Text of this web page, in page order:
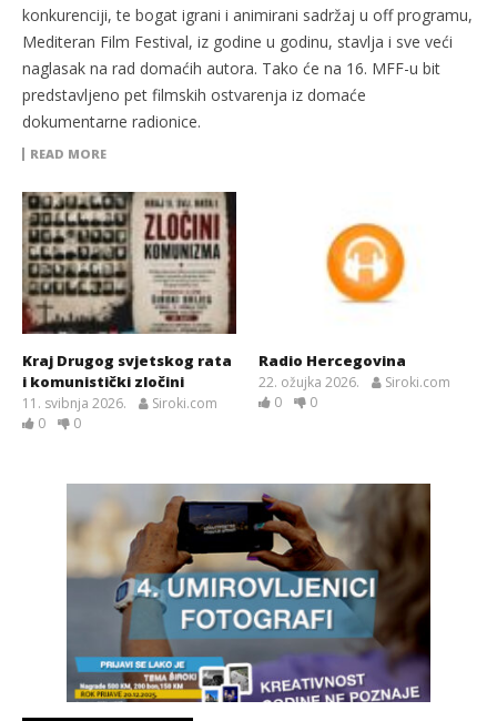
konkurenciji, te bogat igrani i animirani sadržaj u off programu,
Mediteran Film Festival, iz godine u godinu, stavlja i sve veći
naglasak na rad domaćih autora. Tako će na 16. MFF-u bit
predstavljeno pet filmskih ostvarenja iz domaće
dokumentarne radionice.
READ MORE
Kraj Drugog svjetskog rata
i komunistički zločini
11. svibnja 2026.
Siroki.com
0
0
Radio Hercegovina
22. ožujka 2026.
Siroki.com
0
0